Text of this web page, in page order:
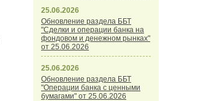
25.06.2026
Обновление раздела ББТ
"Сделки и операции банка на
фондовом и денежном рынках"
от 25.06.2026
25.06.2026
Обновление раздела ББТ
"Операции банка с ценными
бумагами" от 25.06.2026